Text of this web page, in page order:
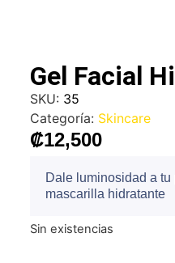
Gel Facial
SKU: 35
Categoría: Skincare
₡12,500
Dale luminosidad a tu
mascarilla hidratante
Sin existencias